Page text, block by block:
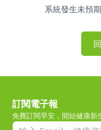
系統發生未預
訂閱電子報
免費訂閱早安，開始健康新